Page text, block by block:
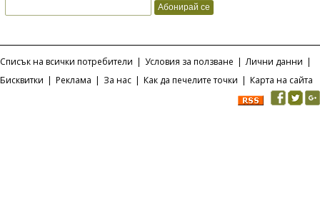
Списък на всички потребители | Условия за ползване | Лични данни |
Бисквитки | Реклама | За нас | Как да печелите точки | Карта на сайта